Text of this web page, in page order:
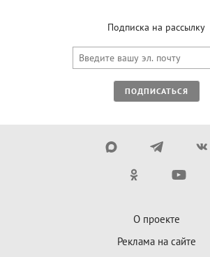
Подписка на рассылку
ПОДПИСАТЬСЯ
О проекте
Реклама на сайте